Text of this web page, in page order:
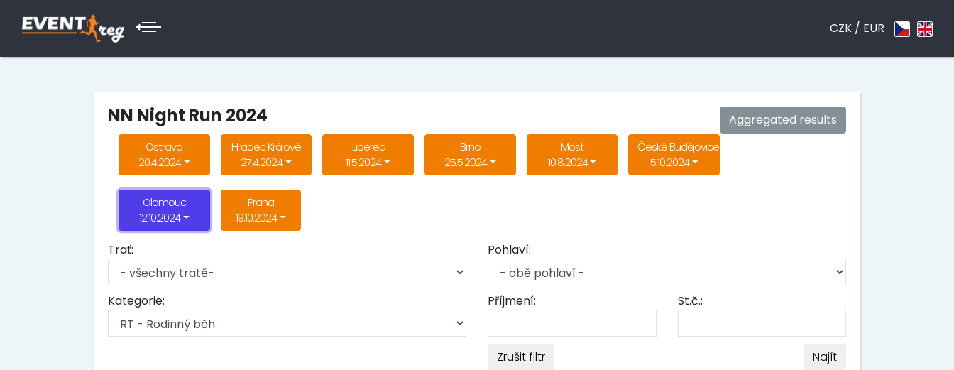
CZK / EUR
Aggregated results
NN Night Run 2024
Ostrava
20.4.2024
Hradec Králové
27.4.2024
Liberec
11.5.2024
Brno
25.5.2024
Most
10.8.2024
České Budějovice
5.10.2024
Olomouc
12.10.2024
Praha
19.10.2024
Trať: Pohlaví:
Kategorie: Příjmení: St.č.:
Zrušit filtr Najít